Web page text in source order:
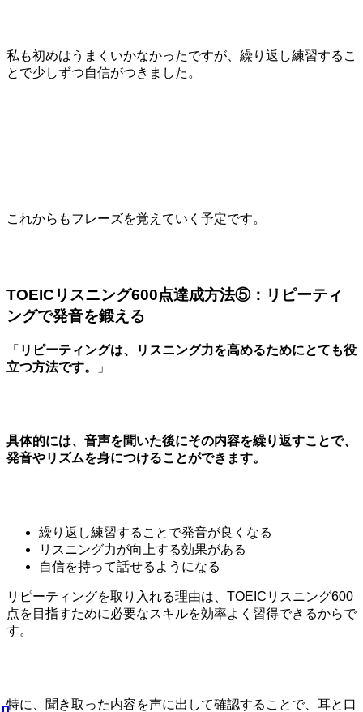
私も初めはうまくいかなかったですが、繰り返し練習するこ
とで少しずつ自信がつきました。
これからもフレーズを覚えていく予定です。
TOEICリスニング600点達成方法⑤：リピーティ
ングで発音を鍛える
「 リピーティングは、リスニング力を高めるためにとても役
立つ方法です。
」
具体的には、音声を聞いた後にその内容を繰り返すことで、
発音やリズムを身につけることができます。
繰り返し練習することで発音が良くなる
リスニング力が向上する効果がある
自信を持って話せるようになる
リピーティングを取り入れる理由は、TOEICリスニング600
点を目指すために必要なスキルを効率よく習得できるからで
す。
特に、聞き取った内容を声に出して確認することで、耳と口